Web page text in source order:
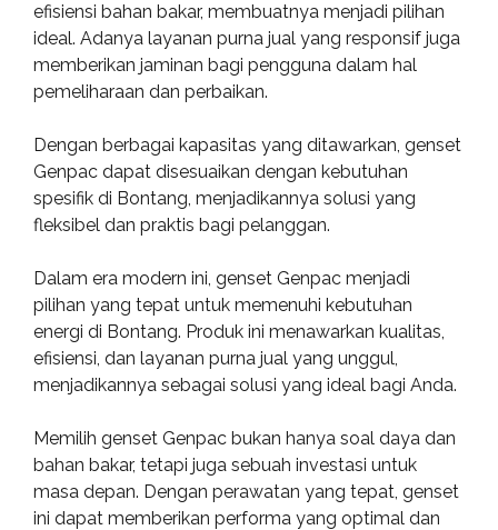
efisiensi bahan bakar, membuatnya menjadi pilihan
ideal. Adanya layanan purna jual yang responsif juga
memberikan jaminan bagi pengguna dalam hal
pemeliharaan dan perbaikan.
Dengan berbagai kapasitas yang ditawarkan, genset
Genpac dapat disesuaikan dengan kebutuhan
spesifik di Bontang, menjadikannya solusi yang
fleksibel dan praktis bagi pelanggan.
Dalam era modern ini, genset Genpac menjadi
pilihan yang tepat untuk memenuhi kebutuhan
energi di Bontang. Produk ini menawarkan kualitas,
efisiensi, dan layanan purna jual yang unggul,
menjadikannya sebagai solusi yang ideal bagi Anda.
Memilih genset Genpac bukan hanya soal daya dan
bahan bakar, tetapi juga sebuah investasi untuk
masa depan. Dengan perawatan yang tepat, genset
ini dapat memberikan performa yang optimal dan